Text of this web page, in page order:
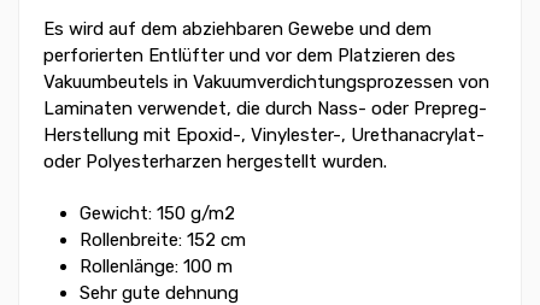
Es wird auf dem abziehbaren Gewebe und dem
perforierten Entlüfter und vor dem Platzieren des
Vakuumbeutels in Vakuumverdichtungsprozessen von
Laminaten verwendet, die durch Nass- oder Prepreg-
Herstellung mit Epoxid-, Vinylester-, Urethanacrylat-
oder Polyesterharzen hergestellt wurden.
Gewicht: 150 g/m2
Rollenbreite: 152 cm
Rollenlänge: 100 m
Sehr gute dehnung